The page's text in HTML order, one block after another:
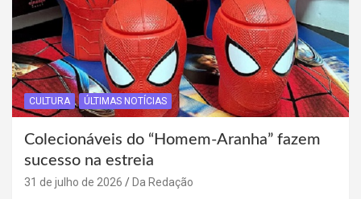
CULTURA ÚLTIMAS NOTÍCIAS
Colecionáveis do “Homem-Aranha” fazem
sucesso na estreia
31 de julho de 2026
Da Redação